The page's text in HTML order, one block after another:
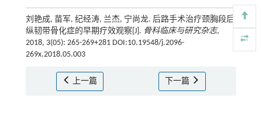
刘艳成, 苗军, 纪经涛, 兰杰, 宁尚龙. 后路手术治疗颈胸段后
纵韧带骨化症的早期疗效观察[J]. 骨科临床与研究杂志,
2018, 3(05): 265-269+281 DOI:10.19548/j.2096-
269x.2018.05.003
上一篇 下一篇